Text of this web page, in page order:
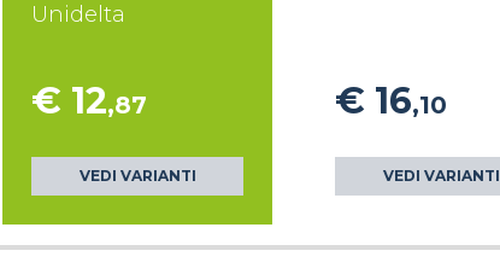
Unidelta
€ 12,87
VEDI VARIANTI
€ 16,10
VEDI VARIANTI